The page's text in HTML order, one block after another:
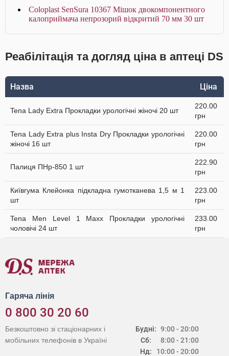
Coloplast SenSura 10367 Мішок двокомпонентного
калоприймача непрозорий відкритий 70 мм 30 шт
Реабілітація та догляд ціна в аптеці DS
Назва Ціна
Tena Lady Extra Прокладки урологічні жіночі 20 шт
220.00
грн
Tena Lady Extra plus Insta Dry Прокладки урологічні
жіночі 16 шт
220.00
грн
Палиця ПНр-850 1 шт
222.90
грн
Київгума Клейонка підкладна гумотканева 1,5 м 1
шт
223.00
грн
Tena Men Level 1 Maxx Прокладки урологічні
чоловічі 24 шт
233.00
грн
Гаряча лінія
0 800 30 20 60
Будні:
Сб:
Нд:
9:00 - 20:00
8:00 - 21:00
10:00 - 20:00
Безкоштовно зі стаціонарних і
мобільних телефонів в Україні